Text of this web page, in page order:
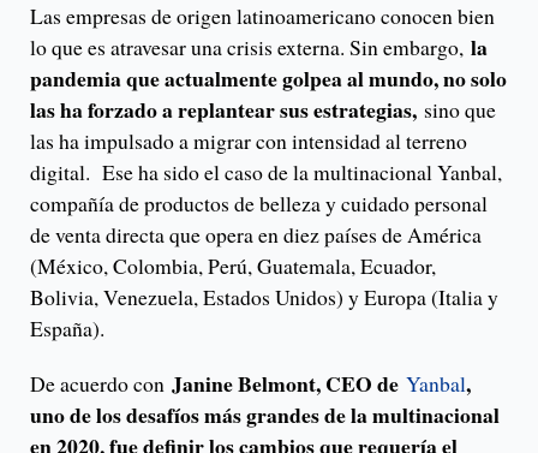
Las empresas de origen latinoamericano conocen bien
lo que es atravesar una crisis externa. Sin embargo, la
pandemia que actualmente golpea al mundo, no solo
las ha forzado a replantear sus estrategias, sino que
las ha impulsado a migrar con intensidad al terreno
digital. Ese ha sido el caso de la multinacional Yanbal,
compañía de productos de belleza y cuidado personal
de venta directa que opera en diez países de América
(México, Colombia, Perú, Guatemala, Ecuador,
Bolivia, Venezuela, Estados Unidos) y Europa (Italia y
España).
De acuerdo con Janine Belmont, CEO de Yanbal,
uno de los desafíos más grandes de la multinacional
en 2020, fue definir los cambios que requería el